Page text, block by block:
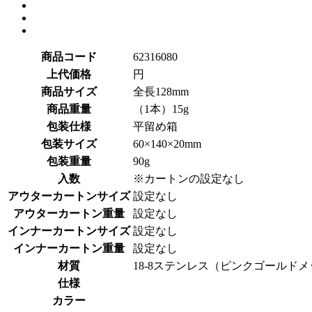
商品コード
62316080
上代価格
円
商品サイズ
全長128mm
商品重量
（1本）15g
包装仕様
平留め箱
包装サイズ
60×140×20mm
包装重量
90g
入数
※カートンの設定なし
アウターカートンサイズ 設定なし
アウターカートン重量
設定なし
インナーカートンサイズ 設定なし
インナーカートン重量
設定なし
材質
18-8ステンレス（ピンクゴールド
仕様
カラー